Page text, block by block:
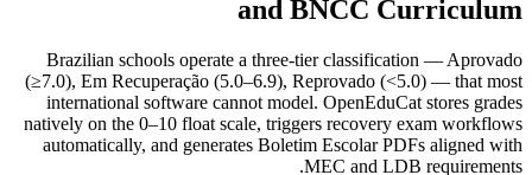
and BNCC Curriculum
Brazilian schools operate a three-tier classification — Aprovado
(≥7.0), Em Recuperação (5.0–6.9), Reprovado (<5.0) — that most
international software cannot model. OpenEduCat stores grades
natively on the 0–10 float scale, triggers recovery exam workflows
automatically, and generates Boletim Escolar PDFs aligned with
MEC and LDB requirements.